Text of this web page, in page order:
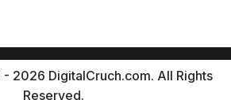
2026 DigitalCruch.com. All Rights
Reserved.